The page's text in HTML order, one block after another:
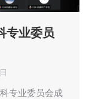
专业委员
专业委员会成